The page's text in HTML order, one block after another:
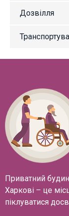
Дозвілля
Приватний
Харкові – це
піклуватися